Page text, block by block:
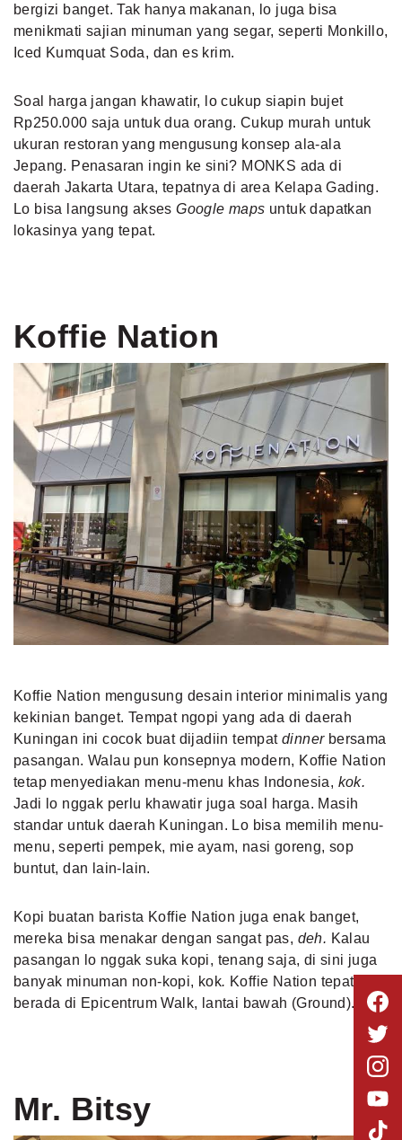
bergizi banget. Tak hanya makanan, lo juga bisa
menikmati sajian minuman yang segar, seperti Monkillo,
Iced Kumquat Soda, dan es krim.
Soal harga jangan khawatir, lo cukup siapin bujet
Rp250.000 saja untuk dua orang. Cukup murah untuk
ukuran restoran yang mengusung konsep ala-ala
Jepang. Penasaran ingin ke sini? MONKS ada di
daerah Jakarta Utara, tepatnya di area Kelapa Gading.
Lo bisa langsung aksesGoogle maps untuk dapatkan
lokasinya yang tepat.
Koffie Nation
Koffie Nation mengusung desain interior minimalis yang
kekinian banget. Tempat ngopi yang ada di daerah
Kuningan ini cocok buat dijadiin tempat dinner bersama
pasangan. Walau pun konsepnya modern, Koffie Nation
tetap menyediakan menu-menu khas Indonesia, kok.
Jadi lo nggak perlu khawatir juga soal harga. Masih
standar untuk daerah Kuningan. Lo bisa memilih menu-
menu, seperti pempek, mie ayam, nasi goreng, sop
buntut, dan lain-lain.
Kopi buatan barista Koffie Nation juga enak banget,
mereka bisa menakar dengan sangat pas, deh. Kalau
pasangan lo nggak suka kopi, tenang saja, di sini juga
banyak minuman non-kopi, kok. Koffie Nation tepatnya
berada di Epicentrum Walk, lantai bawah (Ground).
Mr. Bitsy